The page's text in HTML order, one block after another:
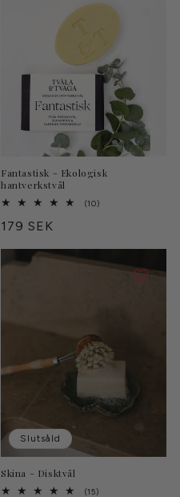
Fantastisk - Ekologisk
hantverkstvål
(10)10
Ordinarie
179 SEK
Slutsåld
Skina - Disktvål
(15)15